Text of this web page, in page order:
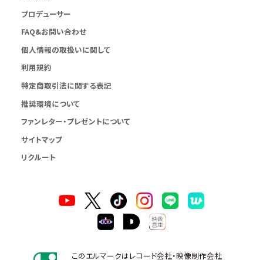
プロデューサー
FAQ&お問い合わせ
個人情報の取扱いに関して
利用規約
特定商取引法に関する表記
推奨環境について
ファンレター・プレゼントについて
サイトマップ
リクルート
このエルマークはレコード会社・映像制作会社